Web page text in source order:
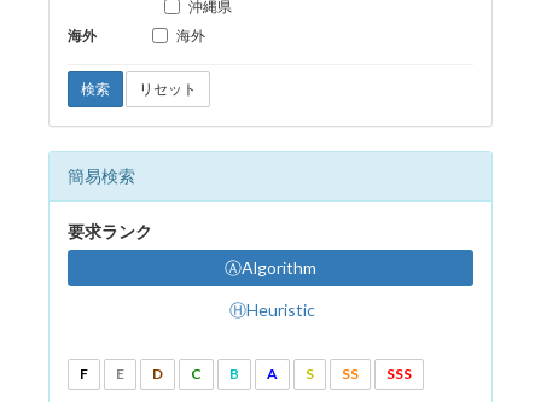
沖縄県
海外
海外
検索 リセット
簡易検索
要求ランク
ⒶAlgorithm
ⒽHeuristic
F E D C B A S SS SSS